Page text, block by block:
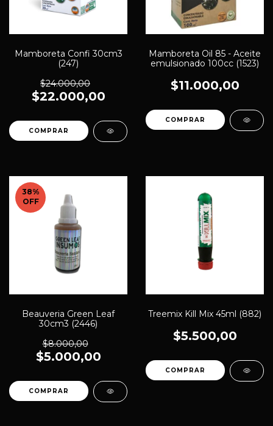
Mamboreta Confi 30cm3
(247)
$24.000,00
$22.000,00
Mamboreta Oil 85 - Aceite
emulsionado 100cc (1523)
$11.000,00
38%
OFF
Beauveria Green Leaf
30cm3 (2446)
$8.000,00
$5.000,00
Treemix Kill Mix 45ml (882)
$5.500,00